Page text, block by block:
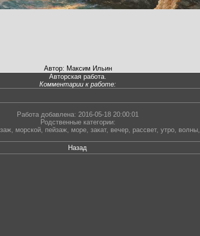
Автор: Максим Ильин
Авторская работа.
Комментарии к работе:
Работа добавлена: 2016-05-18 20:00:01
Родственные категории:
, морской, пейзаж, море, закат, вечер, рассвет, утро, волны,
Назад